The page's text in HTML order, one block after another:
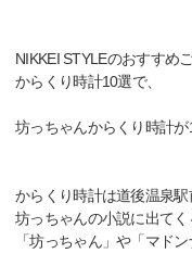
NIKKEI STYLEのおすすめ
からくり時計10選で、
坊っちゃんからくり時計が
からくり時計は道後温泉駅
坊っちゃんの小説に出てく
「坊っちゃん」や「マド